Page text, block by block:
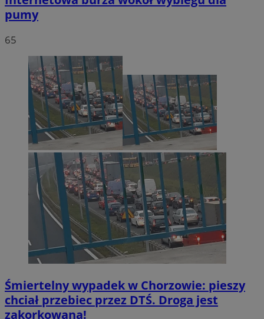
pumy
65
Śmiertelny wypadek w Chorzowie: pieszy
chciał przebiec przez DTŚ. Droga jest
zakorkowana!